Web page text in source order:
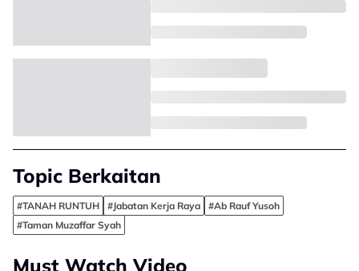
Topic Berkaitan
#TANAH RUNTUH #Jabatan Kerja Raya
#Ab Rauf Yusoh
#Taman Muzaffar Syah
Must Watch Video